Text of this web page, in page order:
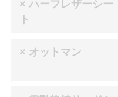
× ハーフレザーシー
ト
× オットマン